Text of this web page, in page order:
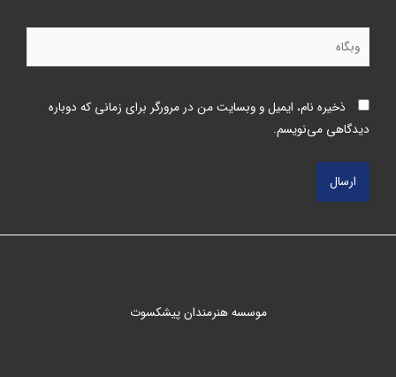
ذخیره نام، ایمیل و وبسایت من در مرورگر برای زمانی که دوباره
دیدگاهی می‌نویسم.
موسسه هنرمندان پیشکسوت